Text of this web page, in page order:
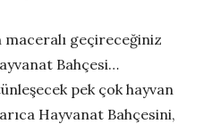
geçireceğiniz
Bahçesi…
pek çok hayvan
Hayvanat Bahçesini,